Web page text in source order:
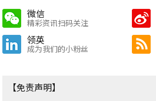
微信
精彩资讯扫码关注
领英
成为我们的小粉丝
【免责声明】